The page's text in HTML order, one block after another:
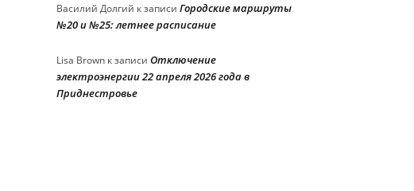
Василий Долгий к записи Городские маршруты
№20 и №25: летнее расписание
Lisa Brown к записи Отключение
электроэнергии 22 апреля 2026 года в
Приднестровье